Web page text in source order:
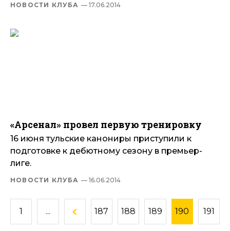
НОВОСТИ КЛУБА — 17.06.2014
«Арсенал» провел первую тренировку
16 июня тульские канониры приступили к
подготовке к дебютному сезону в премьер-
лиге.
НОВОСТИ КЛУБА — 16.06.2014
1 ... 187 188 189 190 191